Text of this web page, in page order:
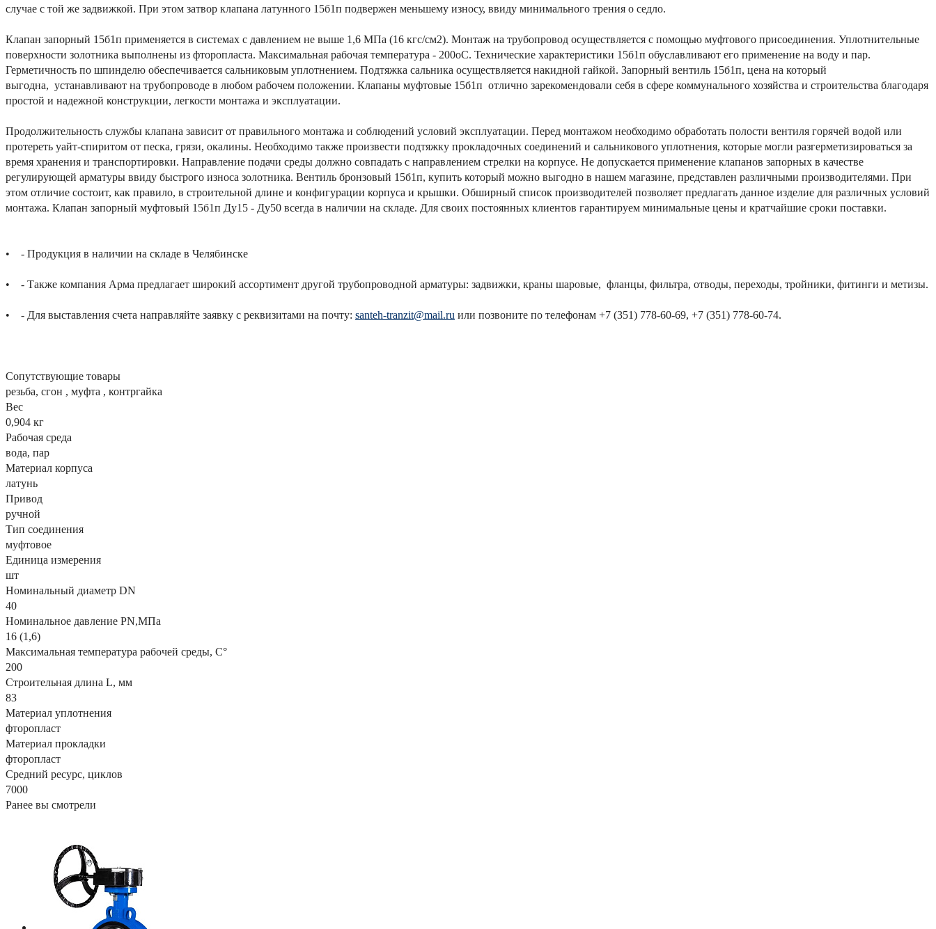
случае с той же задвижкой. При этом затвор клапана латунного 15б1п подвержен меньшему износу, ввиду минимального трения о седло.
Клапан запорный 15б1п применяется в системах с давлением не выше 1,6 МПа (16 кгс/см2). Монтаж на трубопровод осуществляется с помощью муфтового присоединения. Уплотнительные
поверхности золотника выполнены из фторопласта. Максимальная рабочая температура - 200оС. Технические характеристики 15б1п обуславливают его применение на воду и пар.
Герметичность по шпинделю обеспечивается сальниковым уплотнением. Подтяжка сальника осуществляется накидной гайкой. Запорный вентиль 15б1п, цена на который
выгодна, устанавливают на трубопроводе в любом рабочем положении. Клапаны муфтовые 15б1п отлично зарекомендовали себя в сфере коммунального хозяйства и строительства благодаря
простой и надежной конструкции, легкости монтажа и эксплуатации.
Продолжительность службы клапана зависит от правильного монтажа и соблюдений условий эксплуатации. Перед монтажом необходимо обработать полости вентиля горячей водой или
протереть уайт-спиритом от песка, грязи, окалины. Необходимо также произвести подтяжку прокладочных соединений и сальникового уплотнения, которые могли разгерметизироваться за
время хранения и транспортировки. Направление подачи среды должно совпадать с направлением стрелки на корпусе. Не допускается применение клапанов запорных в качестве
регулирующей арматуры ввиду быстрого износа золотника. Вентиль бронзовый 15б1п, купить который можно выгодно в нашем магазине, представлен различными производителями. При
этом отличие состоит, как правило, в строительной длине и конфигурации корпуса и крышки. Обширный список производителей позволяет предлагать данное изделие для различных условий
монтажа. Клапан запорный муфтовый 15б1п Ду15 - Ду50 всегда в наличии на складе. Для своих постоянных клиентов гарантируем минимальные цены и кратчайшие сроки поставки.
• - Продукция в наличии на складе в Челябинске
• - Также компания Арма предлагает широкий ассортимент другой трубопроводной арматуры: задвижки, краны шаровые, фланцы, фильтра, отводы, переходы, тройники, фитинги и метизы.
• - Для выставления счета направляйте заявку с реквизитами на почту: santeh-tranzit@mail.ru или позвоните по телефонам +7 (351) 778-60-69, +7 (351) 778-60-74.
Сопутствующие товары
резьба, сгон , муфта , контргайка
Вес
0,904 кг
Рабочая среда
вода, пар
Материал корпуса
латунь
Привод
ручной
Тип соединения
муфтовое
Единица измерения
шт
Номинальный диаметр DN
40
Номинальное давление PN,МПа
16 (1,6)
Максимальная температура рабочей среды, С°
200
Строительная длина L, мм
83
Материал уплотнения
фторопласт
Материал прокладки
фторопласт
Средний ресурс, циклов
7000
Ранее вы смотрели